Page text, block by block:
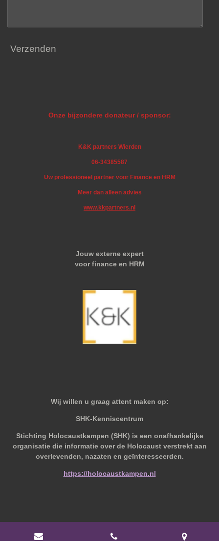
Verzenden
Onze bijzondere donateur / sponsor:
K&K partners Wierden
06-34385587
Uw professioneel partner voor Finance en HRM
Meer dan alleen advies
www.kkpartners.nl
Jouw externe expert
voor finance en HRM
Wij willen u graag attent maken op:
SHK-Kenniscentrum
Stichting Holocaustkampen (SHK) is een onafhankelijke
organisatie die informatie over de Holocaust verstrekt aan
overlevenden, nazaten en geïnteresseerden.
https://holocaustkampen.nl
© 2019 - 2026 Behoudvanoud